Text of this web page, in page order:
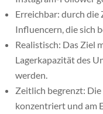
Erreichbar: durch
Influencern, die sich
Realistisch: Das Ziel
Lagerkapazität des
werden.
Zeitlich begrenzt:
konzentriert und am